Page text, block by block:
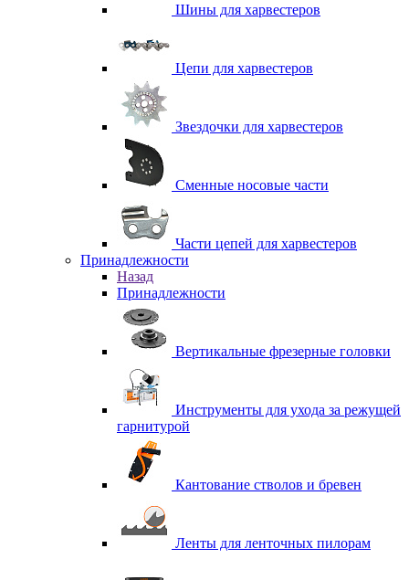
Шины для харвестеров
Цепи для харвестеров
Звездочки для харвестеров
Сменные носовые части
Части цепей для харвестеров
Принадлежности
Назад
Принадлежности
Вертикальные фрезерные головки
Инструменты для ухода за режущей
гарнитурой
Кантование стволов и бревен
Ленты для ленточных пилорам